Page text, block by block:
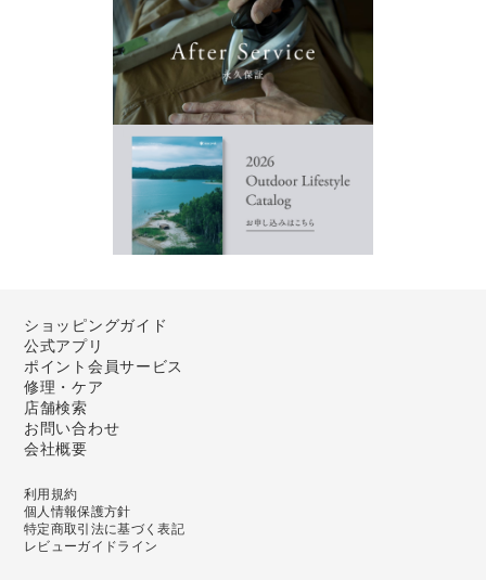
ショッピングガイド
公式アプリ
ポイント会員サービス
修理・ケア
店舗検索
お問い合わせ
会社概要
利用規約
個人情報保護方針
特定商取引法に基づく表記
レビューガイドライン